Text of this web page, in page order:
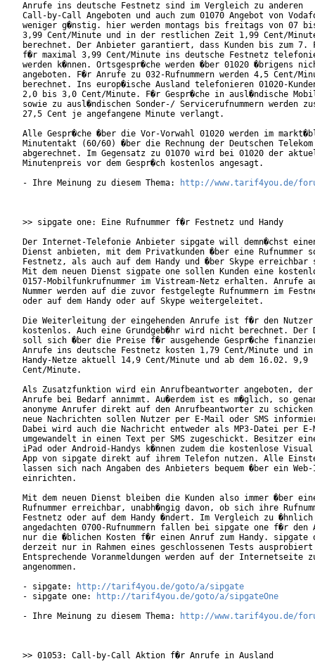
Anrufe ins deutsche Festnetz sind im Vergleich zu anderen
Call-by-Call Angeboten und auch zum 01070 Angebot von
weniger g�nstig. hier werden montags bis freitags von 07
3,99 Cent/Minute und in der restlichen Zeit 1,99 Cent/
berechnet. Der Anbieter garantiert, dass Kunden bis zum 7.
f�r maximal 3,99 Cent/Minute ins deutsche Festnetz
werden k�nnen. Ortsgespr�che werden �ber 01020 �brigens
angeboten. F�r Anrufe zu 032-Rufnummern werden 4,5 Cent/
berechnet. Ins europ�ische Ausland telefonieren 01020-
2,0 bis 3,0 Cent/Minute. F�r Gespr�che in ausl�ndische
sowie zu ausl�ndischen Sonder-/ Servicerufnummern werden
27,5 Cent je angefangene Minute verlangt.
Alle Gespr�che �ber die Vor-Vorwahl 01020 werden im
Minutentakt (60/60) �ber die Rechnung der Deutschen Telekom
abgerechnet. Im Gegensatz zu 01070 wird bei 01020 der
Minutenpreis vor dem Gespr�ch kostenlos angesagt.
- Ihre Meinung zu diesem Thema:
http://www.tarif4you.de/
>> sipgate one: Eine Rufnummer f�r Festnetz und Handy
Der Internet-Telefonie Anbieter sipgate will demn�chst
Dienst anbieten, mit dem Privatkunden �ber eine Rufnummer
Festnetz, als auch auf dem Handy und �ber Skype erreichbar
Mit dem neuen Dienst sigpate one sollen Kunden eine
0157-Mobilfunkrufnummer im Vistream-Netz erhalten. Anrufe
Nummer werden auf die zuvor festgelegte Rufnummern im
oder auf dem Handy oder auf Skype weitergeleitet.
Die Weiterleitung der eingehenden Anrufe ist f�r den Nutzer
kostenlos. Auch eine Grundgeb�hr wird nicht berechnet. Der
soll sich �ber die Preise f�r ausgehende Gespr�che
Anrufe ins deutsche Festnetz kosten 1,79 Cent/Minute und in
Handy-Netze aktuell 14,9 Cent/Minute und ab dem 16.02. 9,9
Cent/Minute.
Als Zusatzfunktion wird ein Anrufbeantworter angeboten,
Anrufe bei Bedarf annimmt. Au�erdem ist es m�glich, so
anonyme Anrufer direkt auf den Anrufbeantworter zu
neue Nachrichten sollen Nutzer per E-Mail oder SMS
Dabei wird auch die Nachricht entweder als MP3-Datei per
umgewandelt in einen Text per SMS zugeschickt. Besitzer
iPad oder Android-Handys k�nnen zudem die kostenlose
App von sipgate direkt auf ihrem Telefon nutzen. Alle
lassen sich nach Angaben des Anbieters bequem �ber ein
einrichten.
Mit dem neuen Dienst bleiben die Kunden also immer �ber
Rufnummer erreichbar, unabh�ngig davon, ob sich ihre
Festnetz oder auf dem Handy �ndert. Im Vergleich zu �hnlich
angedachten 0700-Rufnummern fallen bei sipgate one f�r den
nur die �blichen Kosten f�r einen Anruf zum Handy. sipgate
derzeit nur in Rahmen eines geschlossenen Tests ausprobiert
Entsprechende Voranmeldungen werden auf der Internetseite
angenommen.
- sipgate:
http://tarif4you.de/goto/a/sipgate
- sipgate one:
http://tarif4you.de/goto/a/sipgateOne
- Ihre Meinung zu diesem Thema:
http://www.tarif4you.de/
>> 01053: Call-by-Call Aktion f�r Anrufe in Ausland